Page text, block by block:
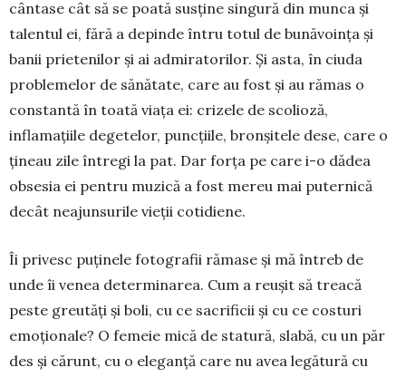
cântase cât să se poată susține singură din munca și
talentul ei, fără a depinde întru totul de bunăvoința și
banii prietenilor și ai admiratorilor. Și asta, în ciuda
proble­me­lor de sănătate, care au fost și au rămas o
constantă în toată viața ei: crizele de sco­­lioză,
inflamațiile degetelor, puncțiile, bronșitele dese, care o
țineau zile întregi la pat. Dar forța pe care i-o dădea
obsesia ei pentru muzică a fost mereu mai puter­nică
decât neajunsurile vieții cotidiene.
Îi privesc puținele fotografii rămase și mă întreb de
unde îi venea determinarea. Cum a reușit să treacă
peste greutăți și boli, cu ce sacrificii și cu ce costuri
emo­ționale? O femeie mică de statură, slabă, cu un păr
des și cărunt, cu o eleganță care nu avea legătură cu